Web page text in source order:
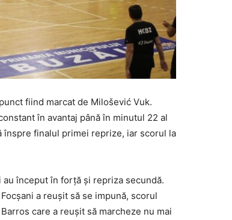
fiind marcat de Milošević Vuk.
în avantaj până în minutul 22 al
înspre finalul primei reprize, iar scorul la
început în forță și repriza secundă.
a reușit să se impună, scorul
care a reușit să marcheze nu mai